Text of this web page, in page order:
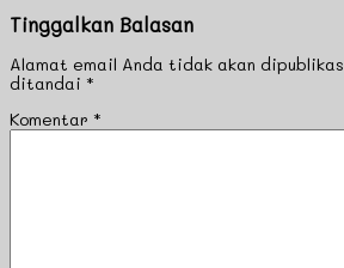
Tinggalkan Balasan
Alamat email Anda tidak akan
ditandai *
Komentar *